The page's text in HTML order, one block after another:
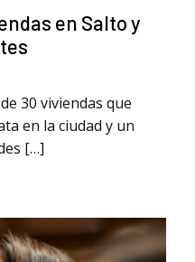
en Salto y
30 viviendas que
en la ciudad y un
[…]